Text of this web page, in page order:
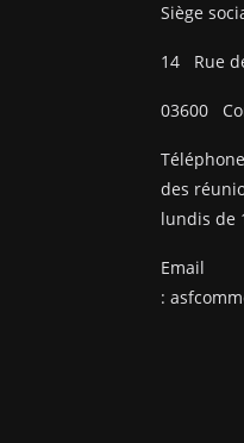
Siège
14 Rue
03600
des
lundis de
Email
: